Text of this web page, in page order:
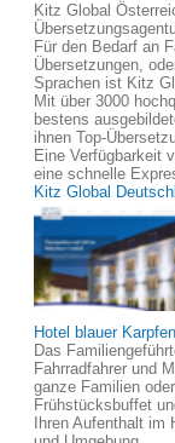
Kitz Global
Für den Bedarf an
Übersetzungen,
Sprachen ist Kitz
Mit über 3000
bestens
ihnen Top-
Eine Verfügbarkeit
eine schnelle
Kitz Global
Hotel blauer
Das
Fahrradfahrer und
ganze Familien
Frühstücksbuffet
Ihren Aufenthalt